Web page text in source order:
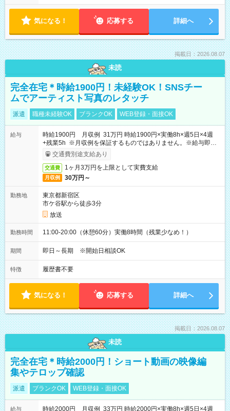
気になる！ 応募する 詳細へ
掲載日：2026.08.07
未読
完全在宅＊時給1900円！未経験OK！SNSチー
ムでアーティスト写真のレタッチ
派遣 職種未経験OK ブランクOK WEB登録・面接OK
給与
時給1900円 月収例 31万円 時給1900円×実働8h×週5日×4週
+残業5h ※月収例を保証するものではありません。※給与即受
取りサービス利用可（利用条件有）
交通費別途支給あり
交通費 1ヶ月3万円を上限として実費支給
月収例 30万円～
勤務地
東京都新宿区
市ケ谷駅から徒歩3分
放送
勤務時間 11:00-20:00（休憩60分）実働8時間（残業少なめ！）
期間 即日～長期 ※開始日相談OK
特徴 履歴書不要
気になる！ 応募する 詳細へ
掲載日：2026.08.07
未読
完全在宅＊時給2000円！ショート動画の映像編
集やテロップ確認
派遣 ブランクOK WEB登録・面接OK
給与 時給2000円 月収例 33万円 時給2000円×実働8h×週5日×4週